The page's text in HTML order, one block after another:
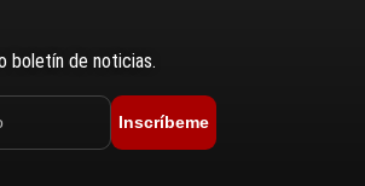
boletín de noticias.
Inscríbeme